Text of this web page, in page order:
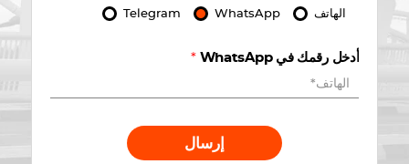
الهاتف WhatsApp
Telegram
أدخل رقمك في WhatsApp *
إرسال